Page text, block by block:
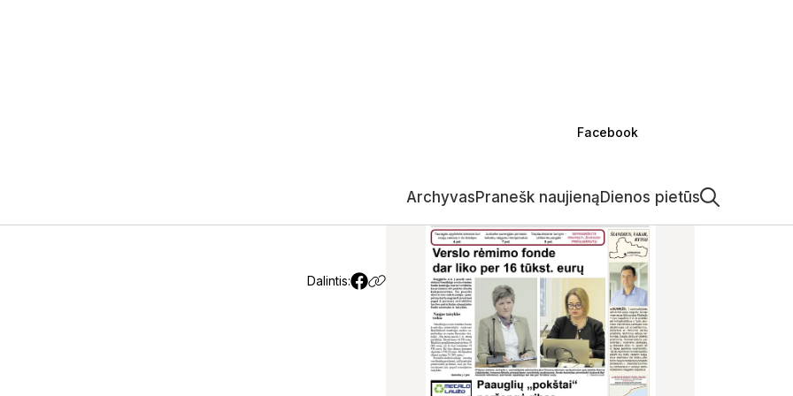
Facebook
ArchyvasPranešk naujienąDienos pietūs
su narkotikais
Dalintis: